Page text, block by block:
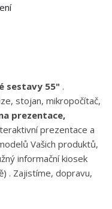
sestavy 55" .
stojan, mikropočítač,
prezentace,
prezentace a
Vašich produktů,
informační kiosek
. Zajistíme, dopravu,